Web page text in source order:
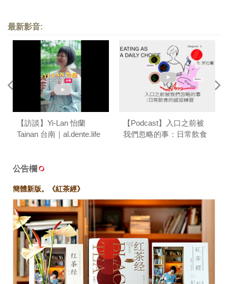
最新影音:
【訪談】Yi-Lan 怡蘭
Tainan 台南｜al.dente.life
【Podcast】入口之前被
我們忽略的事：日常飲食
公告欄
簡體新版。《紅茶經》